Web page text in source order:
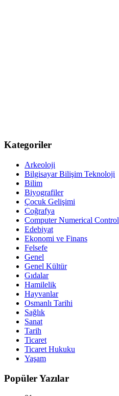
Kategoriler
Arkeoloji
Bilgisayar Bilişim Teknoloji
Bilim
Biyografiler
Çocuk Gelişimi
Coğrafya
Computer Numerical Control
Edebiyat
Ekonomi ve Finans
Felsefe
Genel
Genel Kültür
Gıdalar
Hamilelik
Hayvanlar
Osmanlı Tarihi
Sağlık
Sanat
Tarih
Ticaret
Ticaret Hukuku
Yaşam
Popüler Yazılar